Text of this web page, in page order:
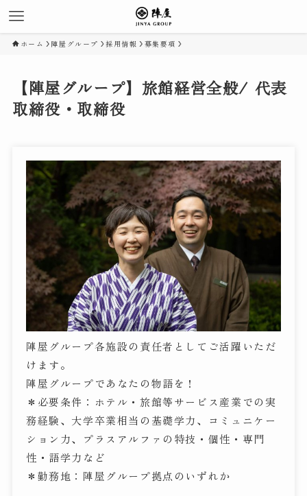
ホーム 陣屋グループ 採用情報 募集要項
【陣屋グループ】旅館経営全般/ 代表
取締役・取締役
陣屋グループ各施設の責任者としてご活躍いただ
けます。
陣屋グループであなたの物語を！
＊必要条件：ホテル・旅館等サービス産業での実
務経験、大学卒業相当の基礎学力、コミュニケー
ション力、プラスアルファの特技・個性・専門
性・語学力など
＊勤務地：陣屋グループ拠点のいずれか